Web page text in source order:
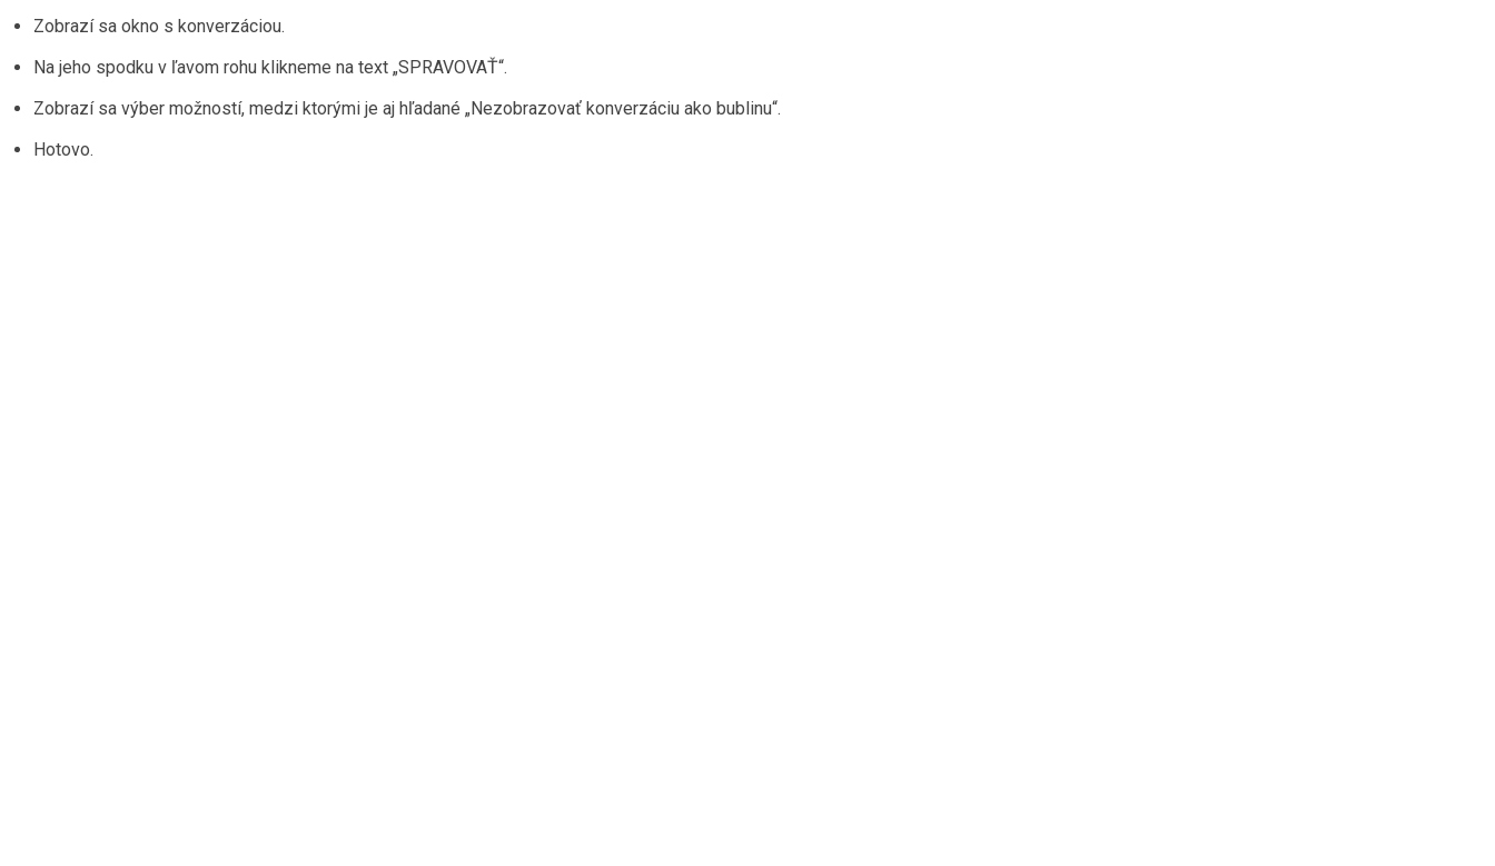
Zobrazí sa okno s konverzáciou.
Na jeho spodku v ľavom rohu klikneme na text „SPRAVOVAŤ“.
Zobrazí sa výber možností, medzi ktorými je aj hľadané „Nezobrazovať konverzáciu ako bublinu“.
Hotovo.